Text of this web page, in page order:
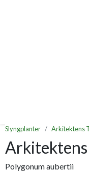
Slyngplanter Arkitektens
Polygonum aubertii